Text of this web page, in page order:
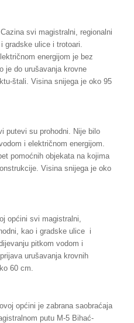
svi magistralni, regionalni
gradske ulice i trotoari.
energijom je bez
je do urušavanja krovne
štali. Visina snijega je oko 95
putevi su prohodni. Nije bilo
i električnom energijom.
pomoćnih objekata na kojima
Visina snijega je oko
općini svi magistralni,
kao i gradske ulice i
pitkom vodom i
urušavanja krovnih
60 cm.
općini je zabrana saobraćaja
putu M-5 Bihać-